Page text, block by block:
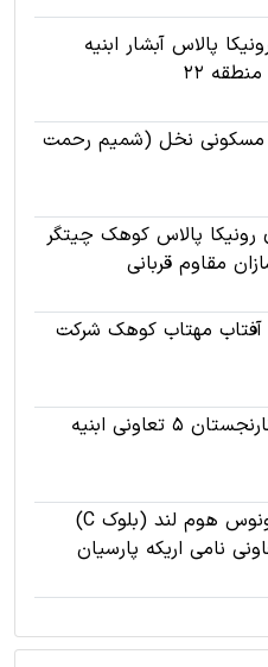
رونیکا پالاس آبشار ابنیه
22
مسکونی نخل (شمیم رحمت
واحدی رونیکا پالاس کوهک چیتگر
آفتاب مهتاب کوهک شرکت
پیش فروش پروژه نارنجستان 5 تعاونی ابنیه
پیش فروش پروژه ونوس هوم لند (بلوک C)